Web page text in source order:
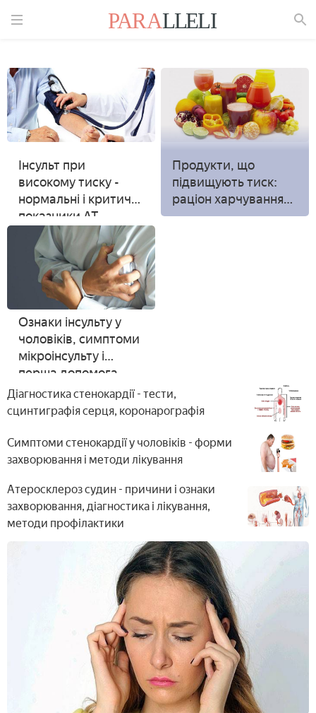
Інсульт при
високому тиску -
нормальні і критичні
показники АТ,
дозування
гіпотензивних
засобів
Продукти, що
підвищують тиск:
раціон харчування
для гіпотоніків і
Ознаки інсульту у
чоловіків, симптоми
мікроінсульту і
перша допомога
Діагностика стенокардії - тести,
сцинтиграфія серця, коронарографія
Симптоми стенокардії у чоловіків - форми
захворювання і методи лікування
Атеросклероз судин - причини і ознаки
захворювання, діагностика і лікування,
методи профілактики